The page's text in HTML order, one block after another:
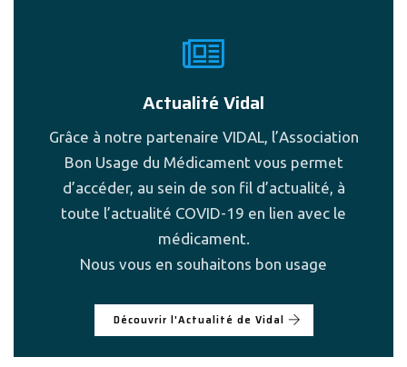
Actualité Vidal
Grâce à notre partenaire VIDAL, l’Association
Bon Usage du Médicament vous permet
d’accéder, au sein de son fil d’actualité, à
toute l’actualité COVID-19 en lien avec le
médicament.
Nous vous en souhaitons bon usage
Découvrir l'Actualité de Vidal